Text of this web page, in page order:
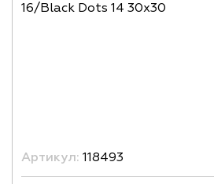
Артикул: 118493